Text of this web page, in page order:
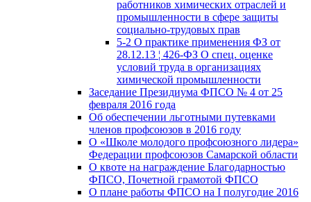
работников химических отраслей и
промышленности в сфере защиты
социально-трудовых прав
5-2 О практике применения ФЗ от
28.12.13 ¦ 426-ФЗ О спец. оценке
условий труда в организациях
химической промышленности
Заседание Президиума ФПСО № 4 от 25
февраля 2016 года
Об обеспечении льготными путевками
членов профсоюзов в 2016 году
О «Школе молодого профсоюзного лидера»
Федерации профсоюзов Самарской области
О квоте на награждение Благодарностью
ФПСО, Почетной грамотой ФПСО
О плане работы ФПСО на I полугодие 2016